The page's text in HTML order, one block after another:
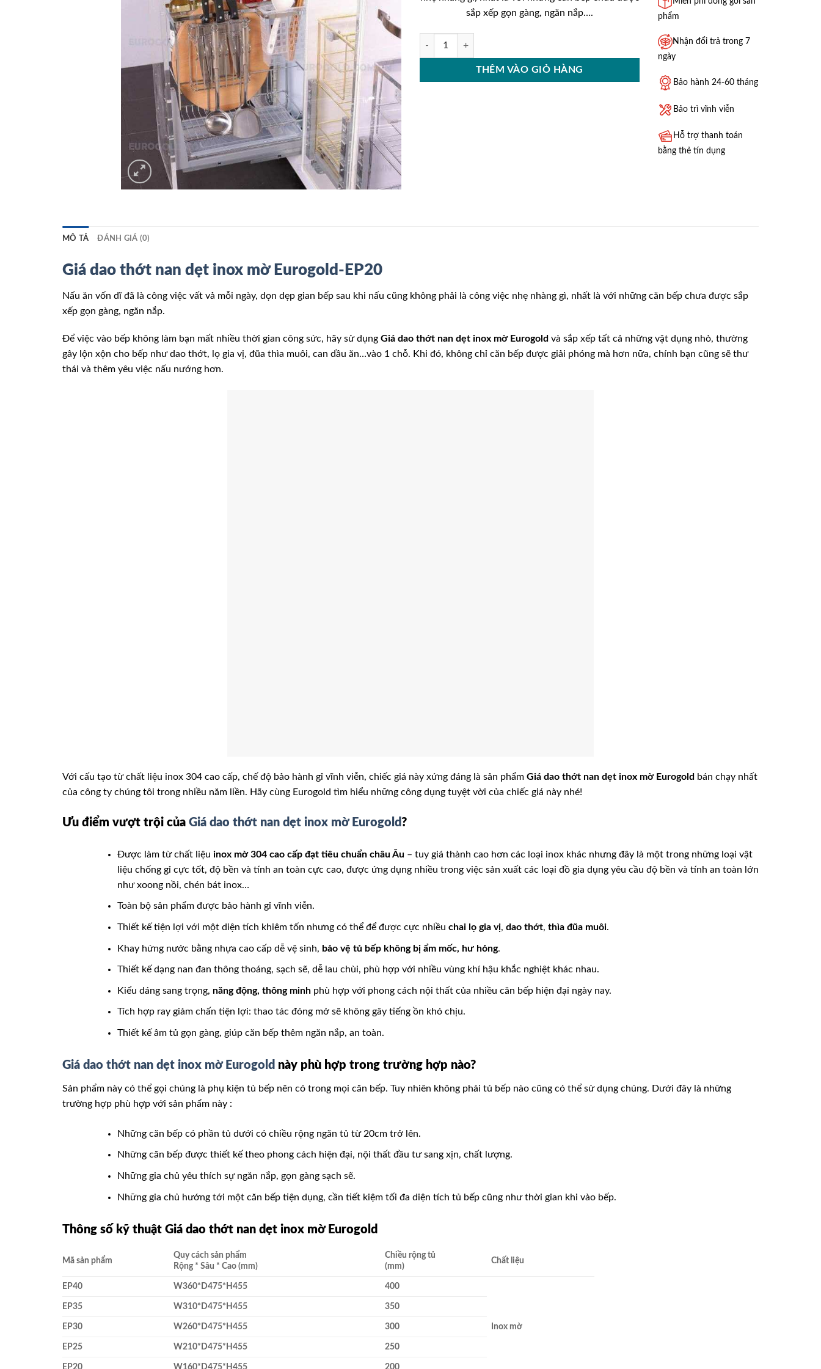
sắp xếp gọn gàng, ngăn nắp….
Giá dao thớt nan dẹt inox mờ Eurogold-EP20 số lượng
THÊM VÀO GIỎ HÀNG
phẩm
Nhận đổi trả trong 7
ngày
Bảo hành 24-60 tháng
Bảo trì vĩnh viễn
Hỗ trợ thanh toán
bằng thẻ tín dụng
MÔ TẢ ĐÁNH GIÁ (0)
Giá dao thớt nan dẹt inox mờ Eurogold-EP20
Nấu ăn vốn dĩ đã là công việc vất vả mỗi ngày, dọn dẹp gian bếp sau khi nấu cũng không phải là công việc nhẹ nhàng gì, nhất là với những căn bếp chưa được sắp
xếp gọn gàng, ngăn nắp.
Để việc vào bếp không làm bạn mất nhiều thời gian công sức, hãy sử dụng Giá dao thớt nan dẹt inox mờ Eurogold và sắp xếp tất cả những vật dụng nhỏ, thường
gây lộn xộn cho bếp như dao thớt, lọ gia vị, đũa thìa muôi, can dầu ăn…vào 1 chỗ. Khi đó, không chỉ căn bếp được giải phóng mà hơn nữa, chính bạn cũng sẽ thư
thái và thêm yêu việc nấu nướng hơn.
Với cấu tạo từ chất liệu inox 304 cao cấp, chế độ bảo hành gỉ vĩnh viễn, chiếc giá này xứng đáng là sản phẩm Giá dao thớt nan dẹt inox mờ Eurogold bán chạy nhất
của công ty chúng tôi trong nhiều năm liền. Hãy cùng Eurogold tìm hiểu những công dụng tuyệt vời của chiếc giá này nhé!
Ưu điểm vượt trội của Giá dao thớt nan dẹt inox mờ Eurogold?
Được làm từ chất liệu inox mờ 304 cao cấp đạt tiêu chuẩn châu Âu – tuy giá thành cao hơn các loại inox khác nhưng đây là một trong những loại vật
liệu chống gỉ cực tốt, độ bền và tính an toàn cực cao, được ứng dụng nhiều trong việc sản xuất các loại đồ gia dụng yêu cầu độ bền và tính an toàn lớn
như xoong nồi, chén bát inox…
Toàn bộ sản phẩm được bảo hành gỉ vĩnh viễn.
Thiết kế tiện lợi với một diện tích khiêm tốn nhưng có thể để được cực nhiều chai lọ gia vị, dao thớt, thìa đũa muôi.
Khay hứng nước bằng nhựa cao cấp dễ vệ sinh, bảo vệ tủ bếp không bị ẩm mốc, hư hỏng.
Thiết kế dạng nan đan thông thoáng, sạch sẽ, dễ lau chùi, phù hợp với nhiều vùng khí hậu khắc nghiệt khác nhau.
Kiểu dáng sang trọng, năng động, thông minhphù hợp với phong cách nội thất của nhiều căn bếp hiện đại ngày nay.
Tích hợp ray giảm chấn tiện lợi: thao tác đóng mở sẽ không gây tiếng ồn khó chịu.
Thiết kế âm tủ gọn gàng, giúp căn bếp thêm ngăn nắp, an toàn.
Giá dao thớt nan dẹt inox mờ Eurogold này phù hợp trong trường hợp nào?
Sản phẩm này có thể gọi chúng là phụ kiện tủ bếp nên có trong mọi căn bếp. Tuy nhiên không phải tủ bếp nào cũng có thể sử dụng chúng. Dưới đây là những
trường hợp phù hợp với sản phẩm này :
Những căn bếp có phần tủ dưới có chiều rộng ngăn tủ từ 20cm trở lên.
Những căn bếp được thiết kế theo phong cách hiện đại, nội thất đầu tư sang xịn, chất lượng.
Những gia chủ yêu thích sự ngăn nắp, gọn gàng sạch sẽ.
Những gia chủ hướng tới một căn bếp tiện dụng, cần tiết kiệm tối đa diện tích tủ bếp cũng như thời gian khi vào bếp.
Thông số kỹ thuật Giá dao thớt nan dẹt inox mờ Eurogold
Mã sản phẩm
Quy cách sản phẩm
Rộng * Sâu * Cao (mm)
Chiều rộng tủ
(mm)
Chất liệu
EP40 W360*D475*H455 400
Inox mờ
EP35 W310*D475*H455 350
EP30 W260*D475*H455 300
EP25 W210*D475*H455 250
EP20 W160*D475*H455 200